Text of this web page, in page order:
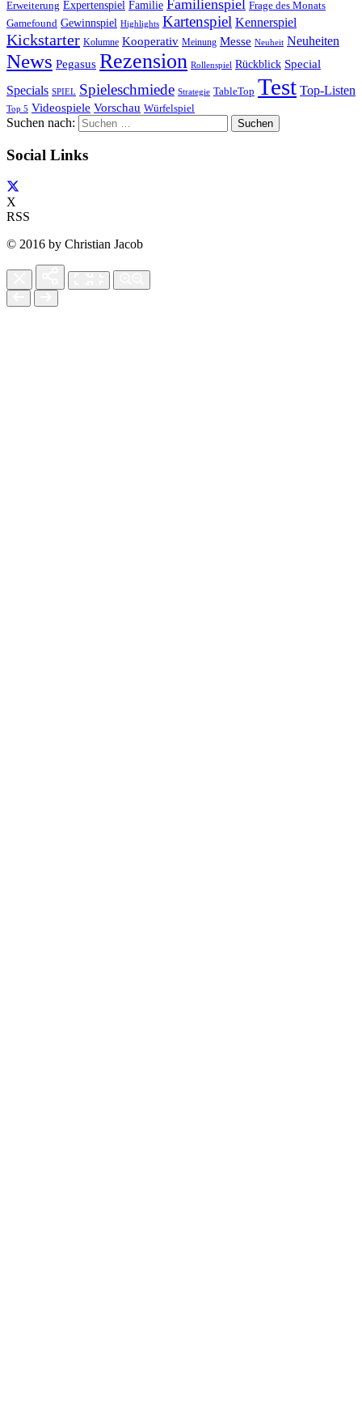
Erweiterung Expertenspiel Familie Familienspiel Frage des Monats
Gamefound Gewinnspiel Highlights Kartenspiel Kennerspiel
Kickstarter Kolumne Kooperativ Meinung Messe Neuheit Neuheiten
News Pegasus Rezension Rollenspiel Rückblick Special
Specials SPIEL Spieleschmiede Strategie TableTop Test Top-Listen
Top 5 Videospiele Vorschau Würfelspiel
Suchen nach:
Social Links
X
RSS
© 2016 by Christian Jacob